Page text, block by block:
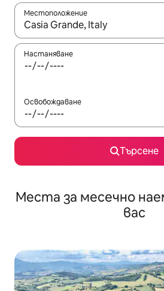
Местоположение
Когато резултатите се
Настаняване
Освобождаване
Търсене
Места за месечно
вас